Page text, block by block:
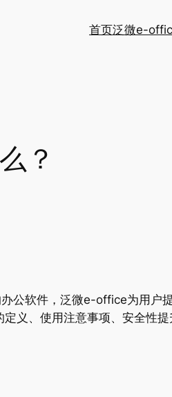
首页泛微e-
？
公软件，泛微e-office为用户
义、使用注意事项、安全性